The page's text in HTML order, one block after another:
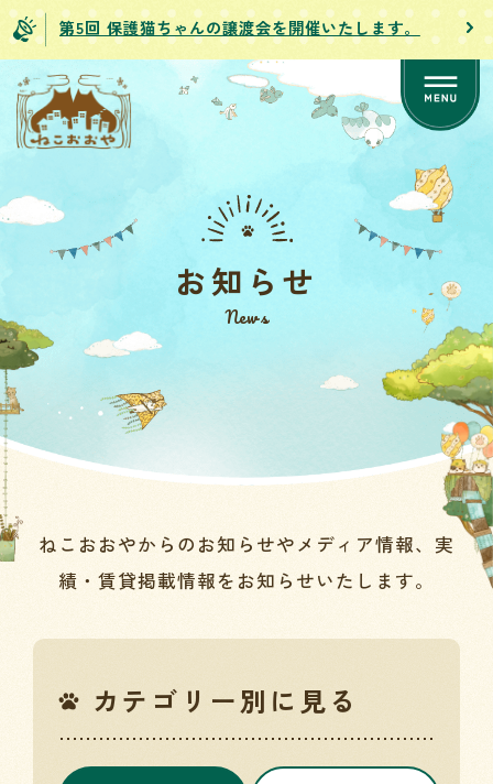
第5回 保護猫ちゃんの譲渡会を開催いたします。
お知らせ
News
ねこおおやからのお知らせやメディア情報、実
績・賃貸掲載情報をお知らせいたします。
カテゴリー別に見る